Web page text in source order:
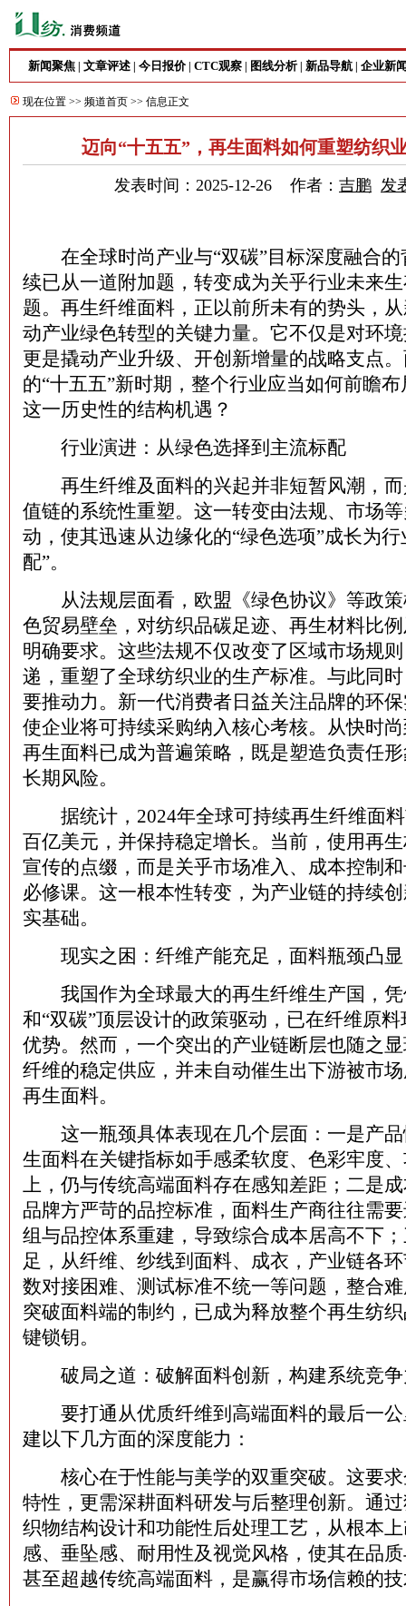
新闻聚焦 文章评述 今日报价 CTC观察 图线分析 新品导航 企业新
现在位置 >> 频道首页 >> 信息正文
迈向“十五五”，再生面料如何重塑纺织
发表时间：2025-12-26 作者： 吉鹏 发
在全球时尚产业与“双碳”目标深度融合的
续已从一道附加题，转变成为关乎行业未来
题。再生纤维面料，正以前所未有的势头，
动产业绿色转型的关键力量。它不仅是对环
更是撬动产业升级、开创新增量的战略支点
的“十五五”新时期，整个行业应当如何前瞻
这一历史性的结构机遇？
行业演进：从绿色选择到主流标配
再生纤维及面料的兴起并非短暂风潮，而
值链的系统性重塑。这一转变由法规、市场
动，使其迅速从边缘化的“绿色选项”成长为
配”。
从法规层面看，欧盟《绿色协议》等政策
色贸易壁垒，对纺织品碳足迹、再生材料比
明确要求。这些法规不仅改变了区域市场规
递，重塑了全球纺织业的生产标准。与此同
要推动力。新一代消费者日益关注品牌的环
使企业将可持续采购纳入核心考核。从快时
再生面料已成为普遍策略，既是塑造负责任
长期风险。
据统计，2024年全球可持续再生纤维面料
百亿美元，并保持稳定增长。当前，使用再
宣传的点缀，而是关乎市场准入、成本控制
必修课。这一根本性转变，为产业链的持续
实基础。
现实之困：纤维产能充足，面料瓶颈凸显
我国作为全球最大的再生纤维生产国，凭
和“双碳”顶层设计的政策驱动，已在纤维原
优势。然而，一个突出的产业链断层也随之
纤维的稳定供应，并未自动催生出下游被市
再生面料。
这一瓶颈具体表现在几个层面：一是产品
生面料在关键指标如手感柔软度、色彩牢度
上，仍与传统高端面料存在感知差距；二是
品牌方严苛的品控标准，面料生产商往往需
组与品控体系重建，导致综合成本居高不下
足，从纤维、纱线到面料、成衣，产业链各
数对接困难、测试标准不统一等问题，整合
突破面料端的制约，已成为释放整个再生纺
键锁钥。
破局之道：破解面料创新，构建系统竞争
要打通从优质纤维到高端面料的最后一公
建以下几方面的深度能力：
核心在于性能与美学的双重突破。这要求
特性，更需深耕面料研发与后整理创新。通
织物结构设计和功能性后处理工艺，从根本
感、垂坠感、耐用性及视觉风格，使其在品
甚至超越传统高端面料，是赢得市场信赖的